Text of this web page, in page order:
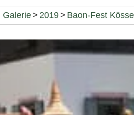
Galerie > 2019 > Baon-Fest